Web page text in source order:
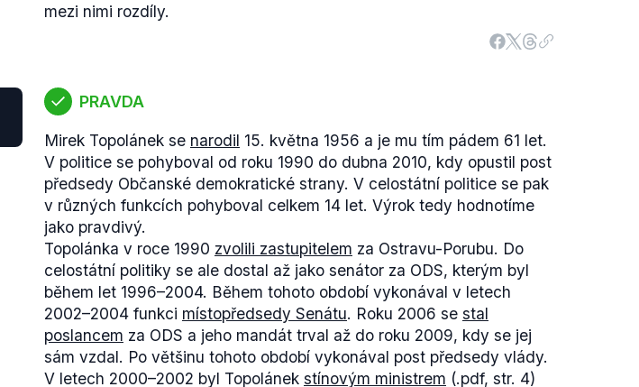
mezi nimi rozdíly.
PRAVDA
Mirek Topolánek se narodil 15. května 1956 a je mu tím pádem 61 let.
V politice se pohyboval od roku 1990 do dubna 2010, kdy opustil post
předsedy Občanské demokratické strany. V celostátní politice se pak
v různých funkcích pohyboval celkem 14 let. Výrok tedy hodnotíme
jako pravdivý.
Topolánka v roce 1990 zvolili zastupitelem za Ostravu-Porubu. Do
celostátní politiky se ale dostal až jako senátor za ODS, kterým byl
během let 1996–2004. Během tohoto období vykonával v letech
2002–2004 funkci místopředsedy Senátu. Roku 2006 se stal
poslancem za ODS a jeho mandát trval až do roku 2009, kdy se jej
sám vzdal. Po většinu tohoto období vykonával post předsedy vlády.
V letech 2000–2002 byl Topolánek stínovým ministrem (.pdf, str. 4)